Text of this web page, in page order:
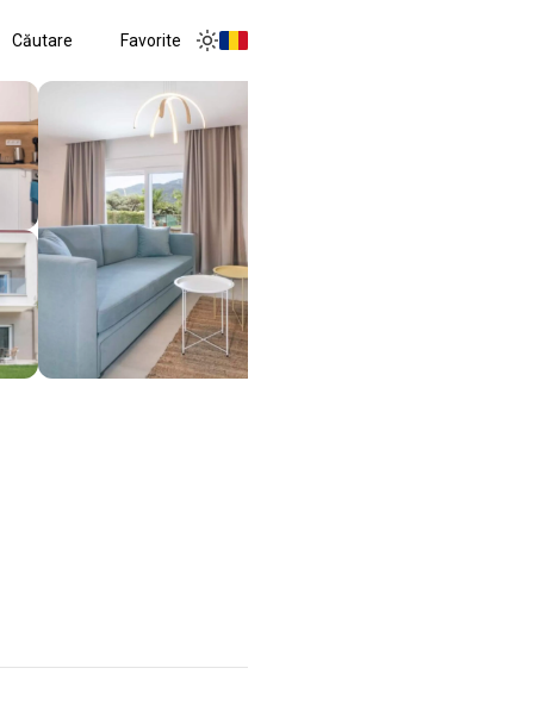
Căutare
Favorite